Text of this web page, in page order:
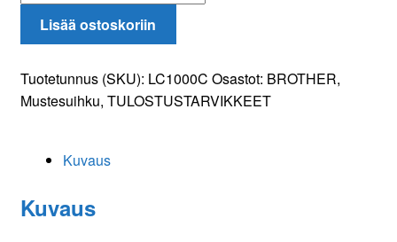
LC1000C
sininen
määrä
Lisää ostoskoriin
Tuotetunnus (SKU): LC1000C Osastot: BROTHER,
Mustesuihku, TULOSTUSTARVIKKEET
Kuvaus
Kuvaus